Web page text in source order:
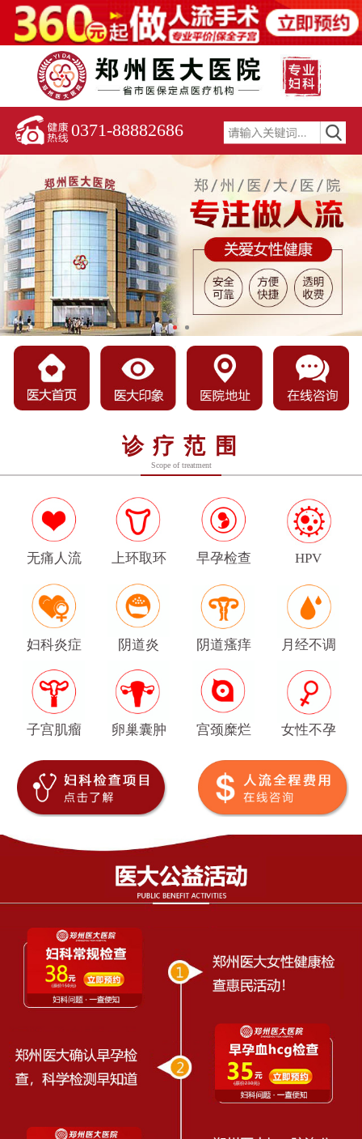
0371-88882686
诊疗范围
Scope of treatment
无痛人流 上环取环 早孕检查 HPV
妇科炎症 阴道炎 阴道瘙痒 月经不调
子宫肌瘤 卵巢囊肿 宫颈糜烂 女性不孕